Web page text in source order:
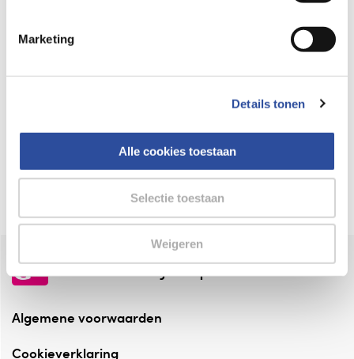
Marketing
Details tonen
Alle cookies toestaan
Selectie toestaan
Weigeren
⁠Verantwoorde zorg, ⁠ook online.
Altijd onze folder bij de hand
Check onze folders ⁠bij AlleFolders.
de vriendelijke specialist
Algemene voorwaarden
Cookieverklaring